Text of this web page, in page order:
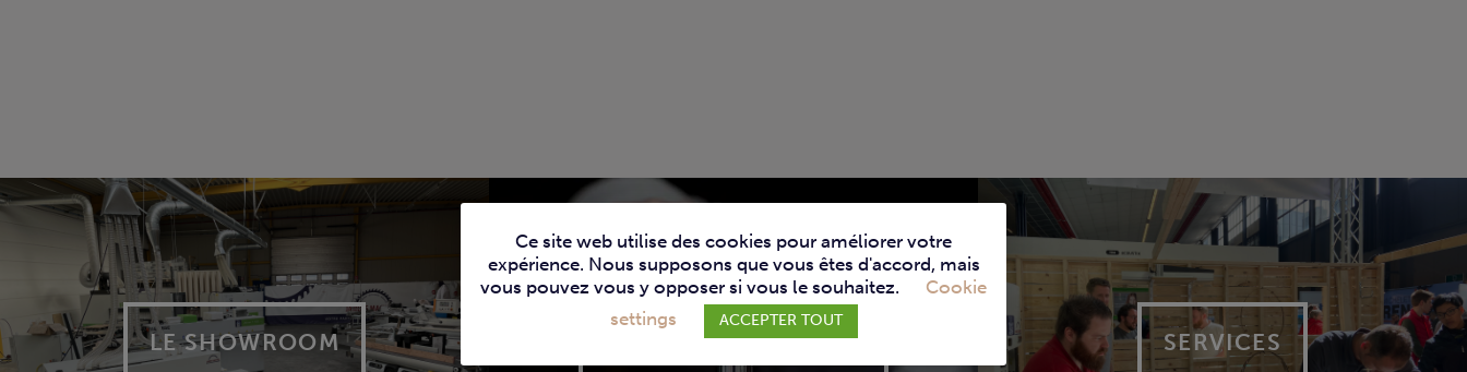
LE SHOWROOM SERVICE TECHNIQUE SERVICES
Ce site web utilise des cookies pour améliorer votre
expérience. Nous supposons que vous êtes d'accord, mais
vous pouvez vous y opposer si vous le souhaitez.
Cookie
settings
ACCEPTER TOUT